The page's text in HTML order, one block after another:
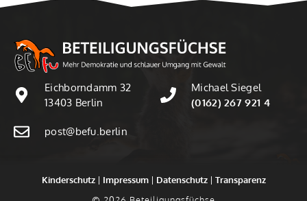
Eichborndamm 32
13403 Berlin
Michael Siegel
(0162) 267 921 4
post@befu.berlin
Kinderschutz| Impressum| Datenschutz| Transparenz